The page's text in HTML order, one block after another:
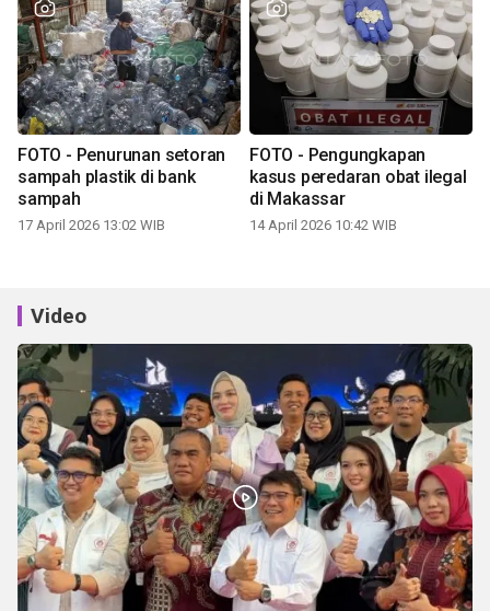
FOTO - Penurunan setoran
sampah plastik di bank
sampah
17 April 2026 13:02 WIB
FOTO - Pengungkapan
kasus peredaran obat ilegal
di Makassar
14 April 2026 10:42 WIB
Video